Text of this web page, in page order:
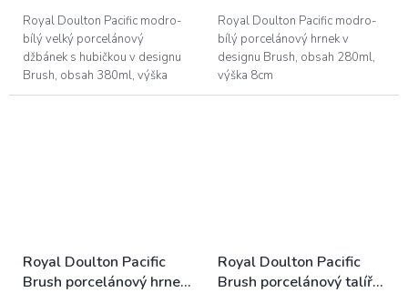
Royal Doulton Pacific modro-
bílý velký porcelánový
džbánek s hubičkou v designu
Brush, obsah 380ml, výška
8,8cm
Royal Doulton Pacific modro-
bílý porcelánový hrnek v
designu Brush, obsah 280ml,
výška 8cm
Royal Doulton Pacific
Brush porcelánový hrnek
Royal Doulton Pacific
Brush porcelánový talíř